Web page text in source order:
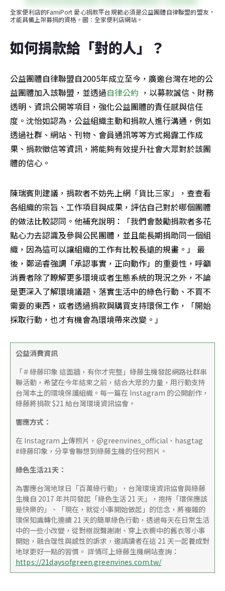
全家便利店的FamiPort 愛心捐款平台規範必須是公益團體自律聯盟的盟友，
才能具備上架募捐的資格。圖：全家便利店網站。
如何捐款給「對的人」？
公益團體自律聯盟自2005年成立至今，廣邀台灣在地的公
益團體加入該聯盟，並透過自律公約 ，以募款誠信、財務
透明、資訊公開等項目，強化公益團體的責任感與信任
度。沈怡如認為，公益組織主動和捐款人進行溝通，例如
透過社群、網站、刊物、會員通訊等等方式揭露工作成
果、捐款徵信等資訊，將能夠有效提升社會大眾對於該團
體的信心。
陳瑞賓則建議，捐款者不妨先上網「貨比三家」，查查看
各組織的宗旨、工作項目與成果，評估自己對於哪個團體
的做法比較認同。他補充說明：「我們會鼓勵捐款者多花
點心力去認識及參與公民團體，並且能長期捐助同一個組
織，因為這可以讓組織的工作有比較長遠的規畫。」 最
後，鄭涵睿強調「承認事實，正向動作」的重要性，呼籲
消費者除了瞭解更多環境或者生態系統的現況之外，不論
是更深入了解環境議題、落實生活中的綠色行動、不買不
需要的東西，或者透過捐款與購買支持環保工作，「開始
採取行動，也才有機會為環境帶來改變。」
公益消費資訊
「＃綠藤印象 這面牆，有你才完整」綠藤生機發起網路社群串
聯活動，希望在今年結束之前，結合大眾的力量，用行動支持
台灣本土的環境保護組織。每一篇在 Instagram 的公開創作，
綠藤將捐款 $21 給台灣環境資訊協會。
響應方式：
在 Instagram 上傳照片，@greenvines_official、hasgtag
#綠藤印象，分享會聯想到綠藤生機的任何照片。
綠色生活21天：
為響應台灣地球日「百萬綠行動」，台灣環境資訊協會與綠藤
生機自 2017 年共同發起「綠色生活 21 天」，抱持「環保應該
是快樂的」、「現在，就從小事開始做起」的信念，將複雜的
環保知識轉化連續 21 天的簡單綠色行動，透過每天在日常生活
中的一些小改變，從對樹說聲謝謝、穿上衣櫥中的舊衣等小事
開始，融合理性與感性的訴求，邀請讀者在這 21 天一起養成對
地球更好一點的習慣。 詳情可上綠藤生機網站查詢：
https://21daysofgreen.greenvines.com.tw/